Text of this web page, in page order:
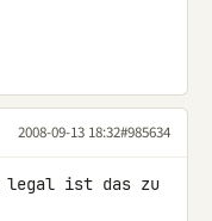
2008-09-13 18:32#985634
legal ist das zu